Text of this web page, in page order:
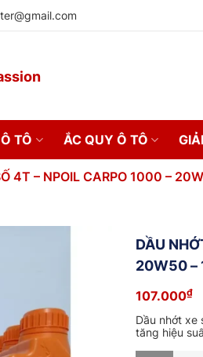
TÔ ẮC QUY Ô TÔ
4T – NPOIL CARPO 1000 –
DẦU
20W50 –
Giá
gốc
là:
130.000₫.
107.000₫
Giá
hiện
tại
là:
107.000₫.
Dầu nhớt xe
tăng hiệu